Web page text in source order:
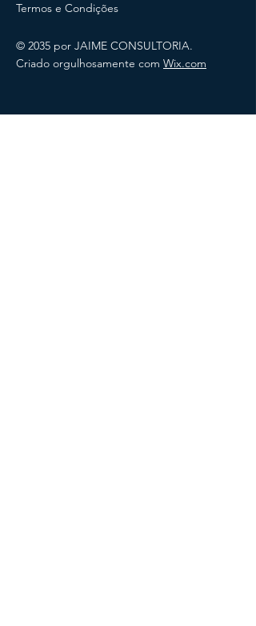
Termos e Condições
© 2035 por JAIME CONSULTORIA.
Criado orgulhosamente com Wix.com